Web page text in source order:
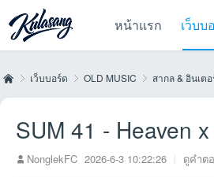
หน้าแรก เว็บบ
เว็บบอร์ด OLD MUSIC สากล & อินเตอ
SUM 41 - Heaven
NonglekFC 2026-6-3 10:22:26 | ดูคำต